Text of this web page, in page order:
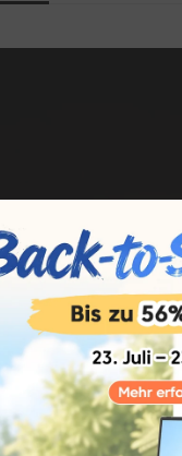
MINI
AMD
und